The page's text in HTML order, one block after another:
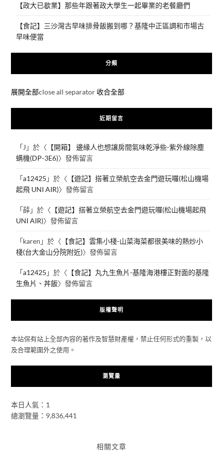
【政大已歇業】那些年跟著政大學生一起畢業的老餐廳們
【食記】三沙灣古早味排骨飯搬到哪？基隆中正區調和市場古
早味便當
分類
展開全部close all separator 收合全部
近期留言
「J 」於〈 【開箱】 邊緣人也想讓房間氣味乾淨些-紫外線除塵
螨機(DP-3E6)〉發佈留言
「a12425 」於〈 【遊記】搭著立榮航空去金門遊玩囉(松山機場
起飛 UNI AIR)〉發佈留言
「薛」於〈 【遊記】搭著立榮航空去金門遊玩囉(松山機場起飛
UNI AIR)〉發佈留言
「karen 」於〈 【食記】雲集小棧-山菜海菜都很美味的熱炒小
棧(台大金山分院附近)〉發佈留言
「a12425 」於〈 【食記】丸九生魚片-基隆海港樓正對面的基隆
生魚片、丼飯〉發佈留言
版權聲明
本站保有站上全部內容的著作及智慧財產權，禁止任何形式的重製，以
及合理範圍外之使用。
瀏覽量
本日人氣：1
總瀏覽量：9,836,441
相關文章